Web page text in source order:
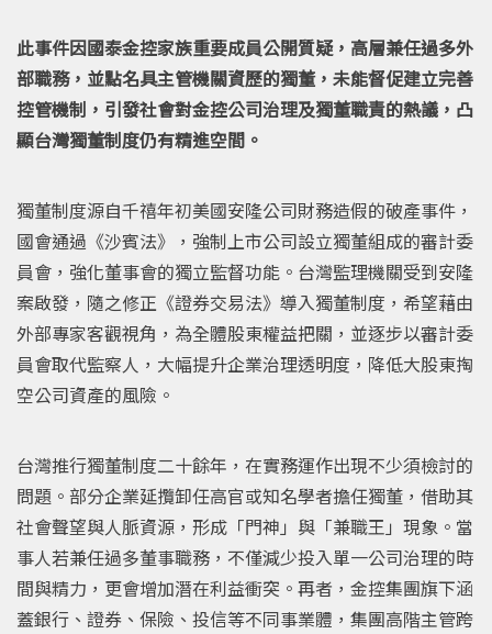
此事件因國泰金控家族重要成員公開質疑，高層兼任過多外
部職務，並點名具主管機關資歷的獨董，未能督促建立完善
控管機制，引發社會對金控公司治理及獨董職責的熱議，凸
顯台灣獨董制度仍有精進空間。
獨董制度源自千禧年初美國安隆公司財務造假的破產事件，
國會通過《沙賓法》，強制上市公司設立獨董組成的審計委
員會，強化董事會的獨立監督功能。台灣監理機關受到安隆
案啟發，隨之修正《證券交易法》導入獨董制度，希望藉由
外部專家客觀視角，為全體股東權益把關，並逐步以審計委
員會取代監察人，大幅提升企業治理透明度，降低大股東掏
空公司資產的風險。
台灣推行獨董制度二十餘年，在實務運作出現不少須檢討的
問題。部分企業延攬卸任高官或知名學者擔任獨董，借助其
社會聲望與人脈資源，形成「門神」與「兼職王」現象。當
事人若兼任過多董事職務，不僅減少投入單一公司治理的時
間與精力，更會增加潛在利益衝突。再者，金控集團旗下涵
蓋銀行、證券、保險、投信等不同事業體，集團高階主管跨